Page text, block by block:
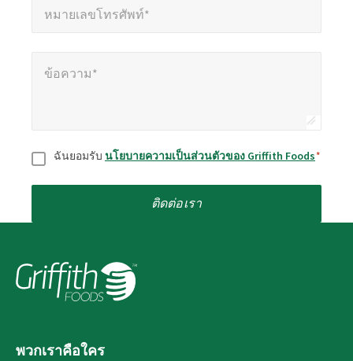
หมายเลขโทรศัพท์*
ข้อความ*
ยินยอมฉันยอมรับ นโยบายความเป็นส่วนตัวของ Griffith Foods*
ติดต่อเรา
พวกเราคือใคร